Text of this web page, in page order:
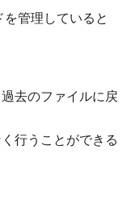
管理していると
去のファイルに戻
行うことができる